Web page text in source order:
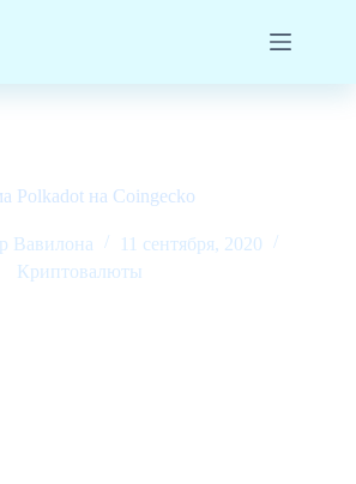
Polkadot на Coingecko
Вавилона
11 сентября, 2020
Криптовалюты